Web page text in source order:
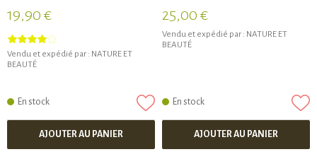
19,90 €
Vendu et expédié par : NATURE ET
BEAUTÉ
En stock
AJOUTER AU PANIER
25,00 €
Vendu et expédié par : NATURE ET
BEAUTÉ
En stock
AJOUTER AU PANIER